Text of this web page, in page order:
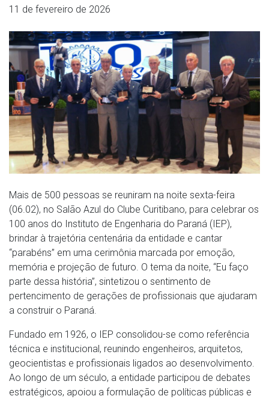
11 de fevereiro de 2026
Mais de 500 pessoas se reuniram na noite sexta-feira
(06.02), no Salão Azul do Clube Curitibano, para celebrar os
100 anos do Instituto de Engenharia do Paraná (IEP),
brindar à trajetória centenária da entidade e cantar
“parabéns” em uma cerimônia marcada por emoção,
memória e projeção de futuro. O tema da noite, “Eu faço
parte dessa história”, sintetizou o sentimento de
pertencimento de gerações de profissionais que ajudaram
a construir o Paraná.
Fundado em 1926, o IEP consolidou-se como referência
técnica e institucional, reunindo engenheiros, arquitetos,
geocientistas e profissionais ligados ao desenvolvimento.
Ao longo de um século, a entidade participou de debates
estratégicos, apoiou a formulação de políticas públicas e